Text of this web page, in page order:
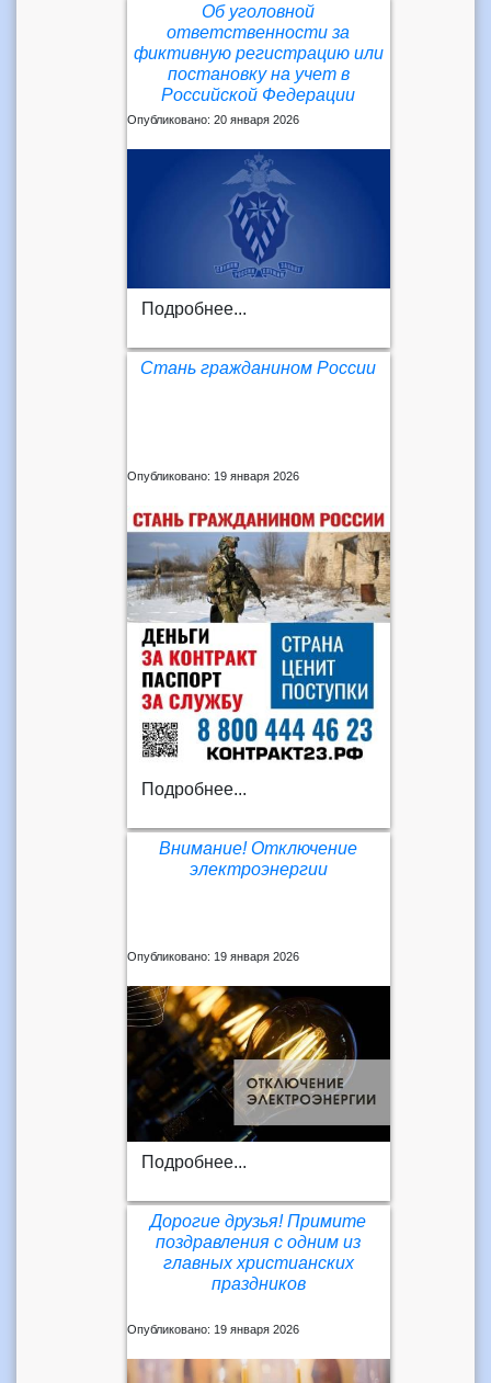
Об уголовной
ответственности за
фиктивную регистрацию или
постановку на учет в
Российской Федерации
Опубликовано: 20 января 2026
Подробнее...
Стань гражданином России
Опубликовано: 19 января 2026
Подробнее...
Внимание! Отключение
электроэнергии
Опубликовано: 19 января 2026
Подробнее...
Дорогие друзья! Примите
поздравления с одним из
главных христианских
праздников
Опубликовано: 19 января 2026